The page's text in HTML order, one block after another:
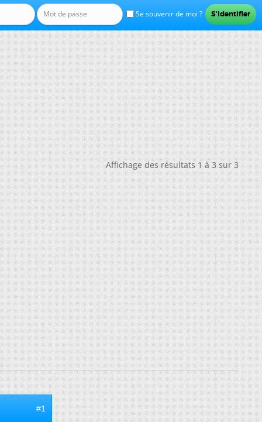
Se souvenir de moi ?
Affichage des résultats 1 à 3 sur 3
#1